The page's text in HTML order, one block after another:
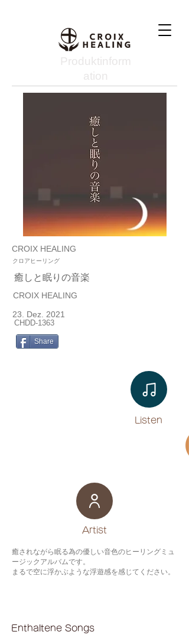
Produktinform
ation
CROIX HEALING
クロアヒーリング
癒しと眠りの音楽
CROIX HEALING
23. Dez. 2021
CHDD-1363
Share
Listen​
​Artist
癒されながら眠る為の優しい音色のヒーリングミュ
ージックアルバムです。
まるで空に浮かぶような浮遊感を感じてください。
Enthaltene Songs